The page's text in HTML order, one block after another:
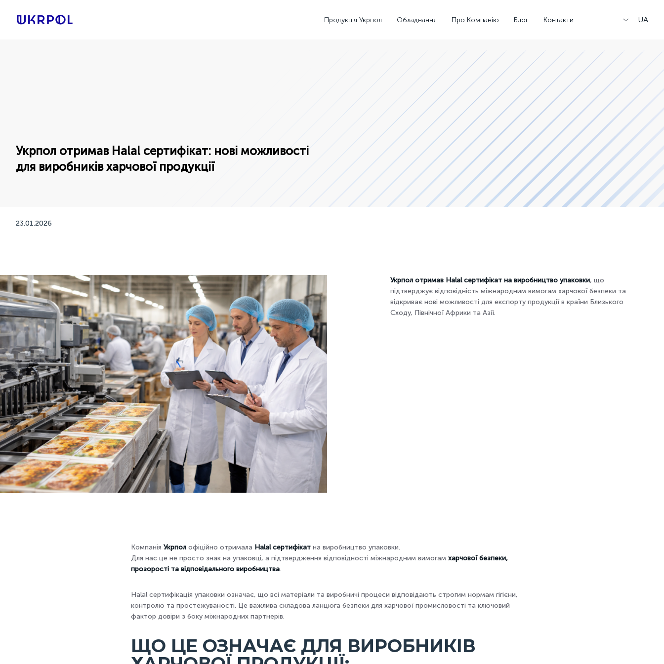
Продукція Укрпол Обладнання Про Компанію Блог Контакти UA
Укрпол отримав Halal сертифікат: нові можливості
для виробників харчової продукції
23.01.2026
Укрпол отримав Halal сертифікат на виробництво упаковки, що
підтверджує відповідність міжнародним вимогам харчової безпеки та
відкриває нові можливості для експорту продукції в країни Близького
Сходу, Північної Африки та Азії.
Компанія Укрпол офіційно отримала Halal сертифікат на виробництво упаковки.
Для нас це не просто знак на упаковці, а підтвердження відповідності міжнародним вимогам харчової безпеки,
прозорості та відповідального виробництва.
Halal сертифікація упаковки означає, що всі матеріали та виробничі процеси відповідають строгим нормам гігієни,
контролю та простежуваності. Це важлива складова ланцюга безпеки для харчової промисловості та ключовий
фактор довіри з боку міжнародних партнерів.
ЩО ЦЕ ОЗНАЧАЄ ДЛЯ ВИРОБНИКІВ